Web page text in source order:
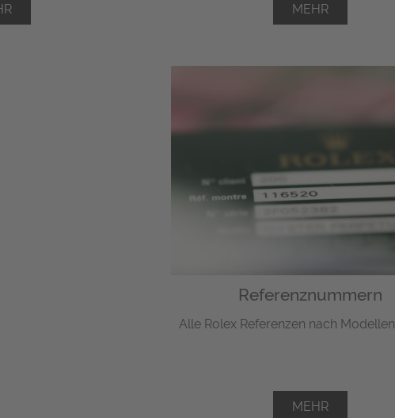
MEHR
Referenznummern
Alle Rolex Referenzen nach
MEHR